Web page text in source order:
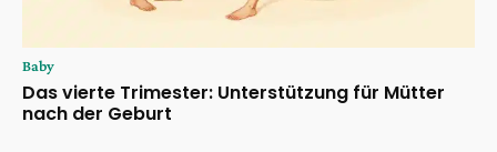
Baby
Das vierte Trimester: Unterstützung für Mütter
nach der Geburt